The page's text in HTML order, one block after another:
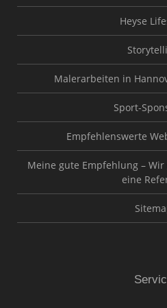
Heyse
Malerarbeiten in
Sport-
Empfehlenswerte
Meine gute Empfehlung –
eine